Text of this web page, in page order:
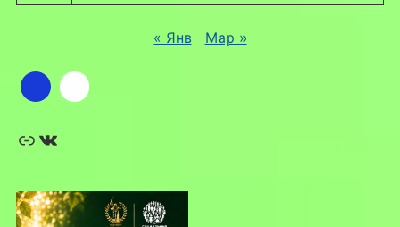
« Янв Мар »